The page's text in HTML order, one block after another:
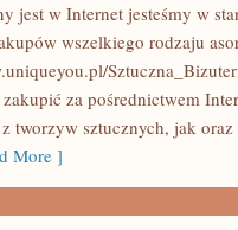
jest w Internet jesteśmy w
wszelkiego rodzaju
za pośrednictwem
tworzyw sztucznych, jak oraz
More ]